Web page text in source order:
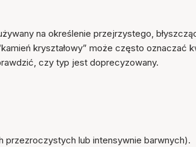
na określenie przejrzystego,
kryształowy” może często oznaczać
czy typ jest doprecyzowany.
przezroczystych lub intensywnie barwnych).